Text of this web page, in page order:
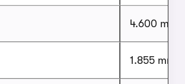
4.600 mm
1.855 mm